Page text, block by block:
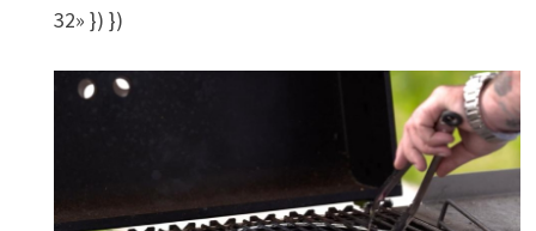
32» }) })